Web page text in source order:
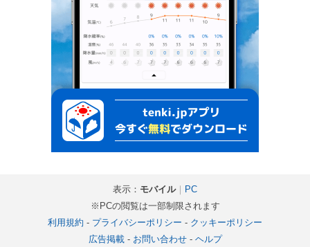
表示： モバイル｜ PC
※PCの閲覧は一部制限されます
利用規約 - プライバシーポリシー - クッキーポリシー
広告掲載- お問い合わせ- ヘルプ